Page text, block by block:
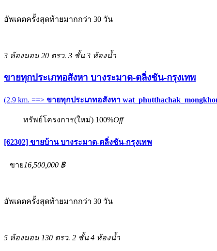
อัพเดตครั้งสุดท้ายมากกว่า 30 วัน
3 ห้องนอน 20 ตรว. 3 ชั้น 3 ห้องน้ำ
ขายทุกประเภทอสังหา บางระมาด-ตลิ่งชัน-กรุงเทพ
(2.9 km. ==> ขายทุกประเภทอสังหา
ทรัพย์โครงการ(ใหม่) 100%Off
[62302] ขายบ้าน บางระมาด-ตลิ่งชัน-กรุงเทพ
ขาย16,500,000 ฿
อัพเดตครั้งสุดท้ายมากกว่า 30 วัน
5 ห้องนอน 130 ตรว. 2 ชั้น 4 ห้องน้ำ